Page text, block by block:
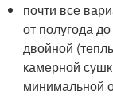
почти все
от полугода
двойной
камерной
минимальной